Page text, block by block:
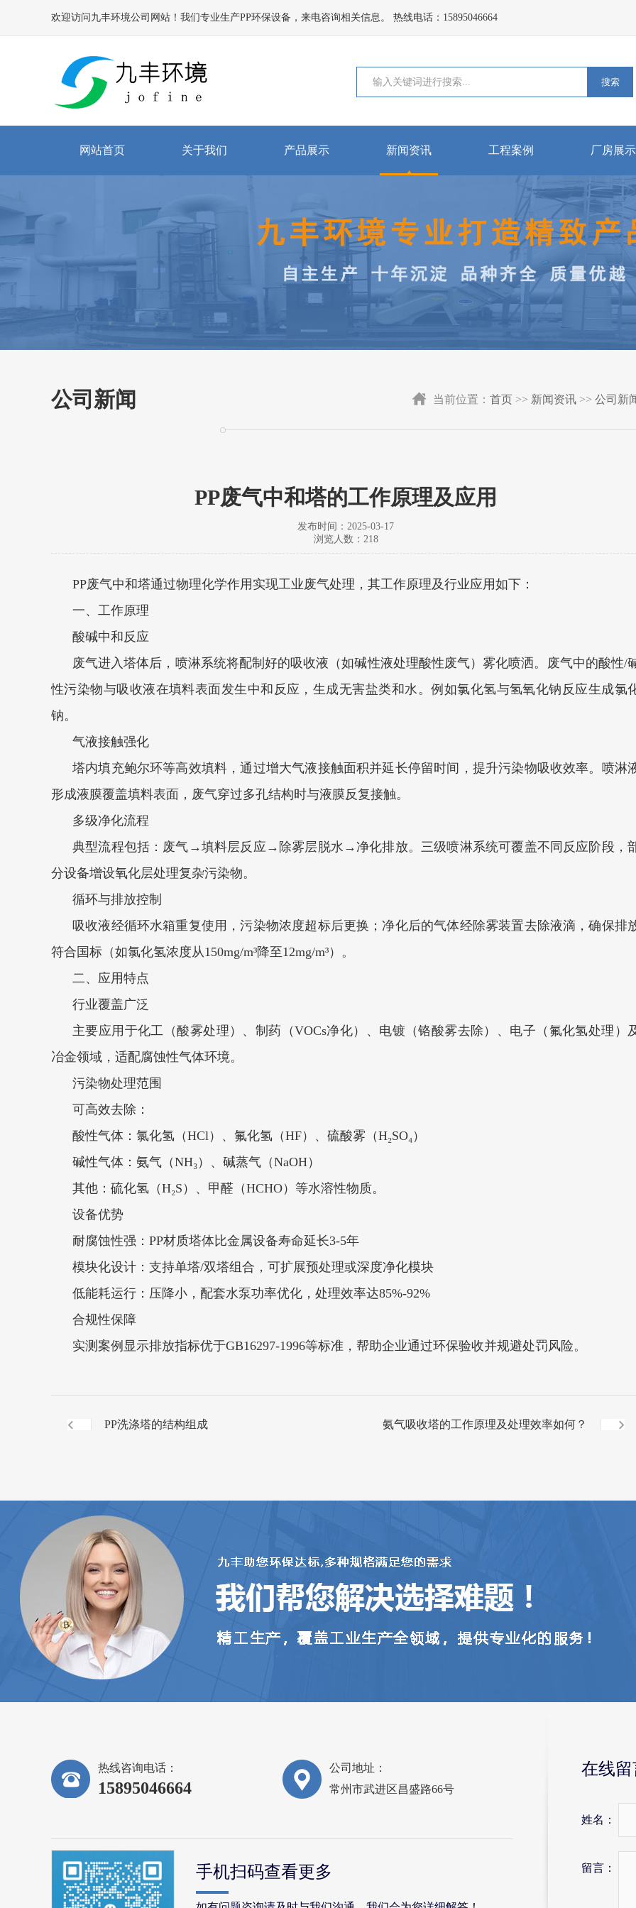
欢迎访问九丰环境公司网站！我们专业生产PP环保设备，来电咨询相关信息。 热线电话：15895046664
搜索
网站首页 关于我们 产品展示 新闻资讯 工程案例 厂房展示
公司新闻 当前位置： 首页 >> 新闻资讯 >> 公司新
PP废气中和塔的工作原理及应用
发布时间：2025-03-17
浏览人数：218
PP废气中和塔通过物理化学作用实现工业废气处理，其工作原理及行业应用如下：
一、工作原理
酸碱中和反应‌
废气进入塔体后，喷淋系统将配制好的吸收液（如碱性液处理酸性废气）雾化喷洒。废气中的酸性/
性污染物与吸收液在填料表面发生中和反应，生成无害盐类和水‌。例如氯化氢与氢氧化钠反应生成氯
钠‌。
气液接触强化‌
塔内填充鲍尔环等高效填料，通过增大气液接触面积并延长停留时间，提升污染物吸收效率。喷淋
形成液膜覆盖填料表面，废气穿过多孔结构时与液膜反复接触‌。
多级净化流程‌
典型流程包括：废气→填料层反应→除雾层脱水→净化排放。三级喷淋系统可覆盖不同反应阶段，
分设备增设氧化层处理复杂污染物‌。
循环与排放控制‌
吸收液经循环水箱重复使用，污染物浓度超标后更换；净化后的气体经除雾装置去除液滴，确保排
符合国标（如氯化氢浓度从150mg/m³降至12mg/m³）‌。
二、应用特点
行业覆盖广泛‌
主要应用于化工（酸雾处理）、制药（VOCs净化）、电镀（铬酸雾去除）、电子（氟化氢处理）
冶金领域，适配腐蚀性气体环境‌。
污染物处理范围‌
可高效去除：
酸性气体：氯化氢（HCl）、氟化氢（HF）、硫酸雾（H₂SO₄）
碱性气体：氨气（NH₃）、碱蒸气（NaOH）
其他：硫化氢（H₂S）、甲醛（HCHO）等水溶性物质‌。
设备优势‌
耐腐蚀性强‌：PP材质塔体比金属设备寿命延长3-5年‌
模块化设计‌：支持单塔/双塔组合，可扩展预处理或深度净化模块‌
低能耗运行‌：压降小，配套水泵功率优化，处理效率达85%-92%‌
合规性保障‌
实测案例显示排放指标优于GB16297-1996等标准，帮助企业通过环保验收并规避处罚风险‌。
PP洗涤塔的结构组成 氨气吸收塔的工作原理及处理效率如何？
热线咨询电话：
15895046664
公司地址：
常州市武进区昌盛路66号
手机扫码查看更多
在线
姓名：
留言：